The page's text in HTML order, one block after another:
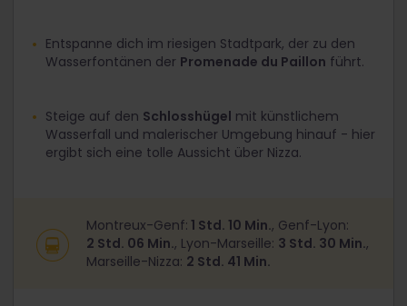
Entspanne dich im riesigen Stadtpark, der zu den
Wasserfontänen der Promenade du Paillon führt.
Steige auf den Schlosshügel mit künstlichem
Wasserfall und malerischer Umgebung hinauf - hier
ergibt sich eine tolle Aussicht über Nizza.
Montreux-Genf: 1 Std. 10 Min., Genf-Lyon:
2 Std. 06 Min., Lyon-Marseille: 3 Std. 30 Min.,
Marseille-Nizza: 2 Std. 41 Min.